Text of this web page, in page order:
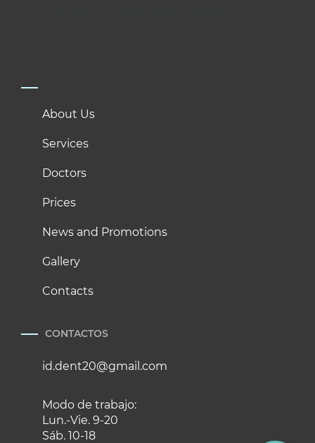
About Us
Services
Doctors
Prices
News and Promotions
Gallery
Contacts
CONTACTOS
id.dent20@gmail.com
Modo de trabajo:
Lun.-Vie. 9-20
Sáb. 10-18